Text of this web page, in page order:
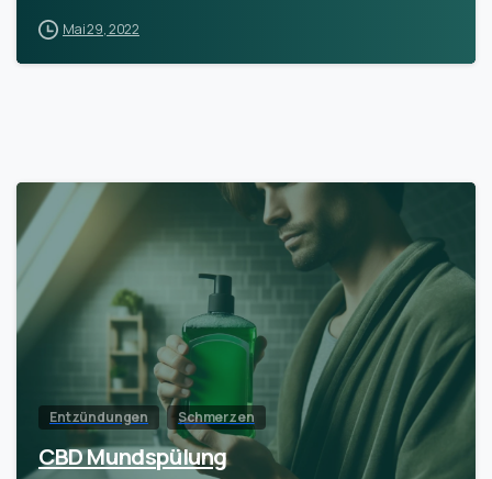
Mai 29, 2022
Entzündungen Schmerzen
CBD Mundspülung